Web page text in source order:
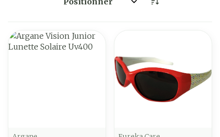
Trier par: